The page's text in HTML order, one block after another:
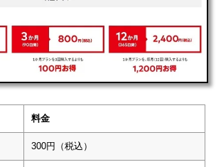
料金
300円（税込）